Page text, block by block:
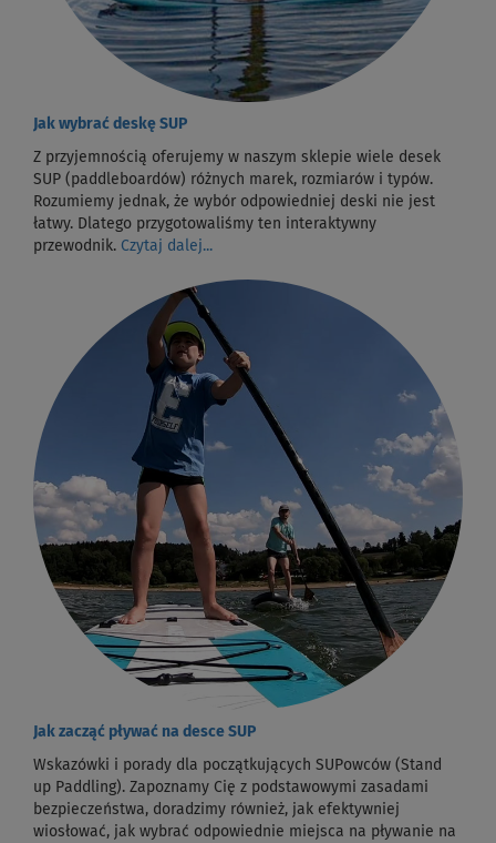
Jak wybrać deskę SUP
Z przyjemnością oferujemy w naszym sklepie wiele desek
SUP (paddleboardów) różnych marek, rozmiarów i typów.
Rozumiemy jednak, że wybór odpowiedniej deski nie jest
łatwy. Dlatego przygotowaliśmy ten interaktywny
przewodnik. Czytaj dalej...
Jak zacząć pływać na desce SUP
Wskazówki i porady dla początkujących SUPowców (Stand
up Paddling). Zapoznamy Cię z podstawowymi zasadami
bezpieczeństwa, doradzimy również, jak efektywniej
wiosłować, jak wybrać odpowiednie miejsca na pływanie na